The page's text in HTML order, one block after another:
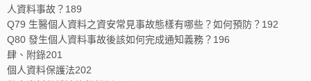
人資料事故？189
Q79 生醫個人資料之資安常見事故態樣有哪些？如何預防？192
Q80 發生個人資料事故後該如何完成通知義務？196
肆、附錄201
個人資料保護法202